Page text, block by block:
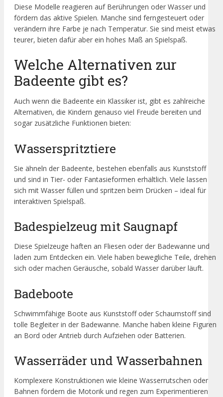
Diese Modelle reagieren auf Berührungen oder Wasser und
fördern das aktive Spielen. Manche sind ferngesteuert oder
verändern ihre Farbe je nach Temperatur. Sie sind meist etwas
teurer, bieten dafür aber ein hohes Maß an Spielspaß.
Welche Alternativen zur
Badeente gibt es?
Auch wenn die Badeente ein Klassiker ist, gibt es zahlreiche
Alternativen, die Kindern genauso viel Freude bereiten und
sogar zusätzliche Funktionen bieten:
Wasserspritztiere
Sie ähneln der Badeente, bestehen ebenfalls aus Kunststoff
und sind in Tier- oder Fantasieformen erhältlich. Viele lassen
sich mit Wasser füllen und spritzen beim Drücken – ideal für
interaktiven Spielspaß.
Badespielzeug mit Saugnapf
Diese Spielzeuge haften an Fliesen oder der Badewanne und
laden zum Entdecken ein. Viele haben bewegliche Teile, drehen
sich oder machen Geräusche, sobald Wasser darüber läuft.
Badeboote
Schwimmfähige Boote aus Kunststoff oder Schaumstoff sind
tolle Begleiter in der Badewanne. Manche haben kleine Figuren
an Bord oder Antrieb durch Aufziehen oder Batterien.
Wasserräder und Wasserbahnen
Komplexere Konstruktionen wie kleine Wasserrutschen oder
Bahnen fördern die Motorik und regen zum Experimentieren